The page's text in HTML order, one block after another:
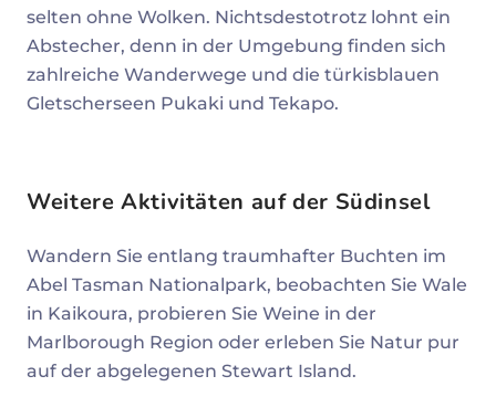
selten ohne Wolken. Nichtsdestotrotz lohnt ein
Abstecher, denn in der Umgebung finden sich
zahlreiche Wanderwege und die türkisblauen
Gletscherseen Pukaki und Tekapo.
Weitere Aktivitäten auf der Südinsel
Wandern Sie entlang traumhafter Buchten im
Abel Tasman Nationalpark, beobachten Sie Wale
in Kaikoura, probieren Sie Weine in der
Marlborough Region oder erleben Sie Natur pur
auf der abgelegenen Stewart Island.